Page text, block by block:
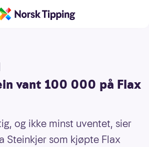
vant 100 000 på Flax
og ikke minst uventet, sier
Steinkjer som kjøpte Flax